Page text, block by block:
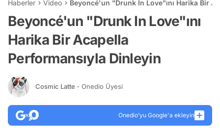
Haberler Video Beyoncé'un "Drunk In Love"ını Harika Bir
Beyoncé'un "Drunk In Love"ını
Harika Bir Acapella
Performansıyla Dinleyin
Cosmic Latte - Onedio Üyesi
Onedio’yu Google'a ekleyin